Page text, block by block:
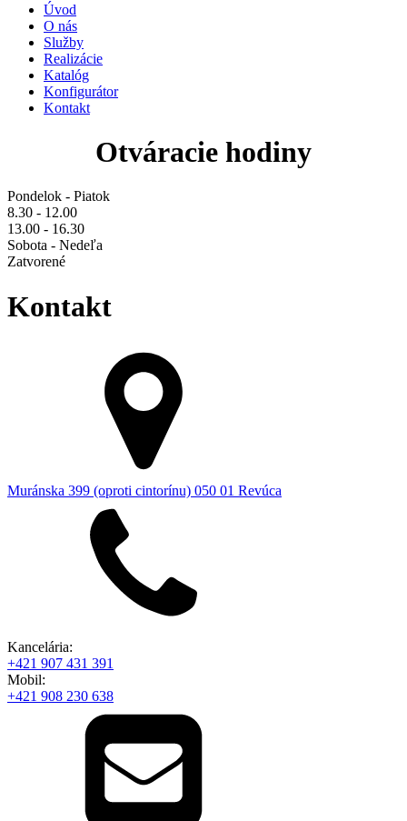
Úvod
O nás
Služby
Realizácie
Katalóg
Konfigurátor
Kontakt
Otváracie hodiny
Pondelok - Piatok
8.30 - 12.00
13.00 - 16.30
Sobota - Nedeľa
Zatvorené
Kontakt
Muránska 399 (oproti cintorínu) 050 01 Revúca
Kancelária:
+421 907 431 391
Mobil:
+421 908 230 638